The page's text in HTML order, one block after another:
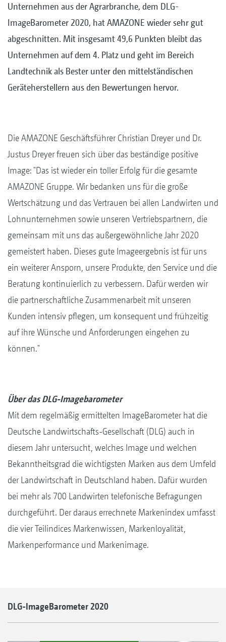
Unternehmen aus der Agrarbranche, dem DLG-
ImageBarometer 2020, hat AMAZONE wieder sehr gut
abgeschnitten. Mit insgesamt 49,6 Punkten bleibt das
Unternehmen auf dem 4. Platz und geht im Bereich
Landtechnik als Bester unter den mittelständischen
Geräteherstellern aus den Bewertungen hervor.
Die AMAZONE Geschäftsführer Christian Dreyer und Dr.
Justus Dreyer freuen sich über das beständige positive
Image: "Das ist wieder ein toller Erfolg für die gesamte
AMAZONE Gruppe. Wir bedanken uns für die große
Wertschätzung und das Vertrauen bei allen Landwirten und
Lohnunternehmen sowie unseren Vertriebspartnern, die
gemeinsam mit uns das außergewöhnliche Jahr 2020
gemeistert haben. Dieses gute Imageergebnis ist für uns
ein weiterer Ansporn, unsere Produkte, den Service und die
Beratung kontinuierlich zu verbessern. Dafür werden wir
die partnerschaftliche Zusammenarbeit mit unseren
Kunden intensiv pflegen, um konsequent und frühzeitig
auf ihre Wünsche und Anforderungen eingehen zu
können."
Über das DLG-Imagebarometer
Mit dem regelmäßig ermittelten ImageBarometer hat die
Deutsche Landwirtschafts-Gesellschaft (DLG) auch in
diesem Jahr untersucht, welches Image und welchen
Bekanntheitsgrad die wichtigsten Marken aus dem Umfeld
der Landwirtschaft in Deutschland haben. Dafür wurden
bei mehr als 700 Landwirten telefonische Befragungen
durchgeführt. Der daraus errechnete Markenindex umfasst
die vier Teilindices Markenwissen, Markenloyalität,
Markenperformance und Markenimage.
DLG-ImageBarometer 2020